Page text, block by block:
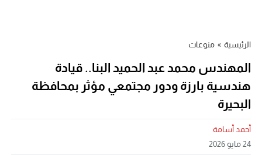
الرئيسية » منوعات
المهندس محمد عبد الحميد البنا.. قيادة
هندسية بارزة ودور مجتمعي مؤثر بمحافظة
البحيرة
أحمد أسامة
24 مايو 2026